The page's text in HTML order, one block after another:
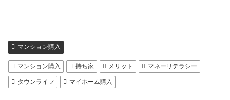
マンション購入
マンション購入 持ち家 メリット マネーリテラシー
タウンライフ マイホーム購入